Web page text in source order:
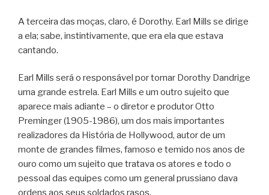
A terceira das moças, claro, é Dorothy. Earl Mills se dirige
a ela; sabe, instintivamente, que era ela que estava
cantando.
Earl Mills será o responsável por tornar Dorothy Dandrige
uma grande estrela. Earl Mills e um outro sujeito que
aparece mais adiante – o diretor e produtor Otto
Preminger (1905-1986), um dos mais importantes
realizadores da História de Hollywood, autor de um
monte de grandes filmes, famoso e temido nos anos de
ouro como um sujeito que tratava os atores e todo o
pessoal das equipes como um general prussiano dava